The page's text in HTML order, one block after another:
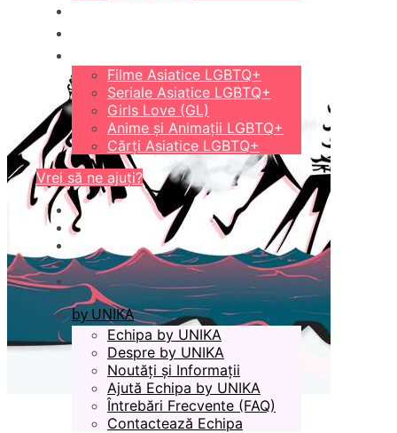
Filme Asiatice LGBTQ+
Seriale Asiatice LGBTQ+
Girls Love (GL)
Anime și Animații LGBTQ+
Cărți Asiatice LGBTQ+
Vrei să ne ajuți?
by UNIKA
Echipa by UNIKA
Despre by UNIKA
Noutăți și Informații
Ajută Echipa by UNIKA
Întrebări Frecvente (FAQ)
Contactează Echipa